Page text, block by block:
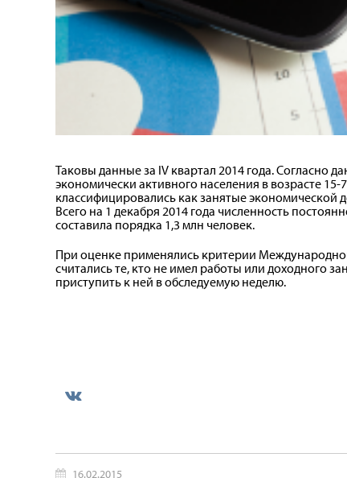
Таковы данные за IV квартал 2014 года. Согласно
экономически активного населения в возрасте
классифицировались как занятые экономической
Всего на 1 декабря 2014 года численность
составила порядка 1,3 млн человек.
При оценке применялись критерии
считались те, кто не имел работы или доходного
приступить к ней в обследуемую неделю.
16.02.2015